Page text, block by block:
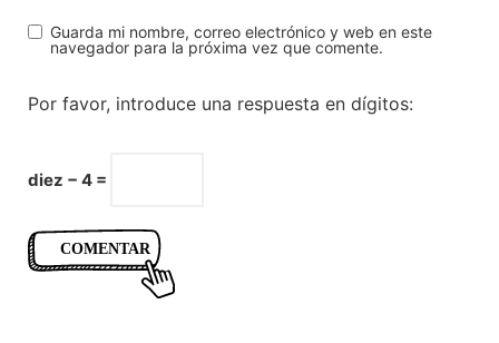
Guarda mi nombre, correo electrónico y web en este
navegador para la próxima vez que comente.
Por favor, introduce una respuesta en dígitos:
diez − 4 =